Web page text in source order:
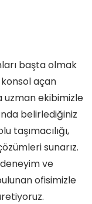
başta olmak
açan
uzman ekibimizle
belirlediğiniz
taşımacılığı,
sunarız.
ve
ofisimizle